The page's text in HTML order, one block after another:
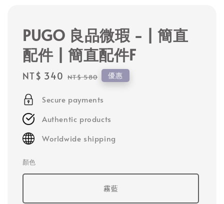
PUGO 良品微瑕 - | 簡直
配件 | 簡直配件F
Sale
NT$ 340 Regular
NT$ 580 優惠
Secure payments
Authentic products
Worldwide shipping
顏色
霧藍